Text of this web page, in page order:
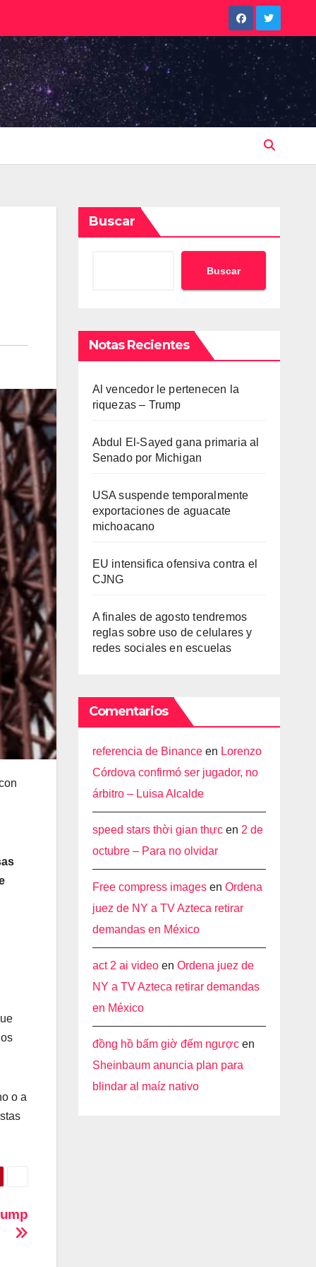
o a
Buscar
Buscar
Notas Recientes
Al vencedor le pertenecen la
riquezas – Trump
Abdul El-Sayed gana primaria al
Senado por Michigan
USA suspende temporalmente
exportaciones de aguacate
michoacano
EU intensifica ofensiva contra el
CJNG
A finales de agosto tendremos
reglas sobre uso de celulares y
redes sociales en escuelas
Comentarios
referencia de Binanceen Lorenzo
Córdova confirmó ser jugador, no
árbitro – Luisa Alcalde
speed stars thời gian thựcen 2 de
octubre – Para no olvidar
Free compress imagesen Ordena
juez de NY a TV Azteca retirar
demandas en México
act 2 ai videoen Ordena juez de
NY a TV Azteca retirar demandas
en México
đồng hồ bấm giờ đếm ngượcen
Sheinbaum anuncia plan para
blindar al maíz nativo